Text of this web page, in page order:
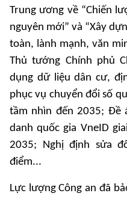
Trung ương về “Chiến
nguyên mới” và “Xây
toàn, lành mạnh, văn
Thủ tướng Chính phủ
dụng dữ liệu dân cư,
phục vụ chuyển đổi số
tầm nhìn đến 2035; Đề
danh quốc gia VneID
2035; Nghị định sửa
điểm...
Lực lượng Công an đã